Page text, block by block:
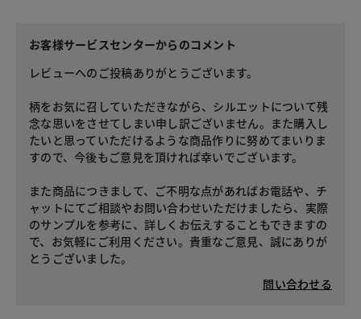
お客様サービスセンターからのコメント
レビューへのご投稿ありがとうございます。
柄をお気に召していただきながら、シルエットについて残
念な思いをさせてしまい申し訳ございません。また購入し
たいと思っていただけるような商品作りに努めてまいりま
すので、今後もご意見を頂ければ幸いでございます。
また商品につきまして、ご不明な点があればお電話や、チ
ャットにてご相談やお問い合わせいただけましたら、実際
のサンプルを参考に、詳しくお伝えすることもできますの
で、お気軽にご利用ください。貴重なご意見、誠にありが
とうございました。
問い合わせる